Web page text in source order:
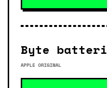
Byte batteri
APPLE ORIGINAL